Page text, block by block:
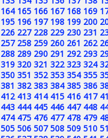
164 165 166 167 168 169
195 196 197 198 199 200
226 227 228 229 230 231
257 258 259 260 261 262
288 289 290 291 292 293
319 320 321 322 323 324
350 351 352 353 354 355
381 382 383 384 385 386
412 413 414 415 416 417
443 444 445 446 447 448
474 475 476 477 478 479
505 506 507 508 509 510